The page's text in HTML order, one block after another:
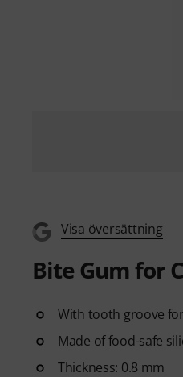
Visa översättning
Bite Gum for
With tooth groove
Made of food-safe
Thickness: 0.8 mm